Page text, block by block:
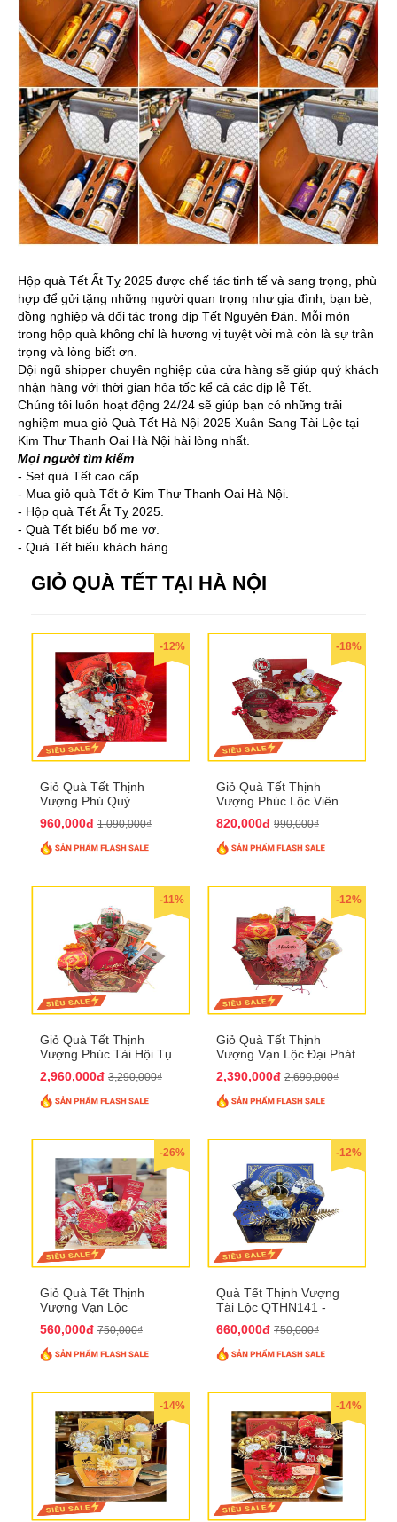
Hộp quà Tết Ất Tỵ 2025 được chế tác tinh tế và sang trọng, phù
hợp để gửi tặng những người quan trọng như gia đình, bạn bè,
đồng nghiệp và đối tác trong dịp Tết Nguyên Đán. Mỗi món
trong hộp quà không chỉ là hương vị tuyệt vời mà còn là sự trân
trọng và lòng biết ơn.
Đội ngũ shipper chuyên nghiệp của cửa hàng sẽ giúp quý khách
nhận hàng với thời gian hỏa tốc kể cả các dịp lễ Tết.
Chúng tôi luôn hoạt động 24/24 sẽ giúp bạn có những trải
nghiệm mua giỏ Quà Tết Hà Nội 2025 Xuân Sang Tài Lộc tại
Kim Thư Thanh Oai Hà Nội hài lòng nhất.
Mọi người tìm kiếm
- Set quà Tết cao cấp.
- Mua giỏ quà Tết ở Kim Thư Thanh Oai Hà Nội.
- Hộp quà Tết Ất Tỵ 2025.
- Quà Tết biếu bố mẹ vợ.
- Quà Tết biếu khách hàng.
GIỎ QUÀ TẾT TẠI HÀ NỘI
-12%
Giỏ Quà Tết Thịnh
Vượng Phú Quý
960,000đ 1,090,000₫
-18%
Giỏ Quà Tết Thịnh
Vượng Phúc Lộc Viên
820,000đ 990,000₫
-11%
Giỏ Quà Tết Thịnh
Vượng Phúc Tài Hội Tụ
2,960,000đ 3,290,000₫
-12%
Giỏ Quà Tết Thịnh
Vượng Vạn Lộc Đại Phát
2,390,000đ 2,690,000₫
-26%
Giỏ Quà Tết Thịnh
Vượng Vạn Lộc
560,000đ 750,000₫
-12%
Quà Tết Thịnh Vượng
Tài Lộc QTHN141 -
Thịnh Vượng
660,000đ 750,000₫
-14% -14%